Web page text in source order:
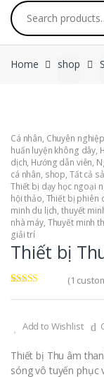
Search for:
Home shop
Cá nhân, Chuyên nghiệp
huấn luyện không dây,
dịch, Hướng dẫn viên,
cá nhân, shop, Tất cả
Thiết bị dạy học ngoại
hội thảo, Thiết bị phiên
minh du lịch,thuyết
nhà máy, Thuyết minh
giải trí
Thiết bị
out of 5
customer
rating
(1
Add to Wishlist
Thiết bị Thu âm
sóng vô tuyến phục